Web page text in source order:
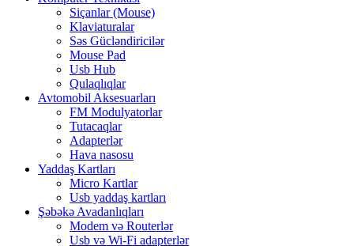
Siçanlar (Mouse)
Klaviaturalar
Səs Gücləndiricilər
Mouse Pad
Usb Hub
Qulaqlıqlar
Avtomobil Aksesuarları
FM Modulyatorlar
Tutacaqlar
Adapterlər
Hava nasosu
Yaddaş Kartları
Micro Kartlar
Usb yaddaş kartları
Şəbəkə Avadanlıqları
Modem və Routerlər
Usb və Wi-Fi adapterlər